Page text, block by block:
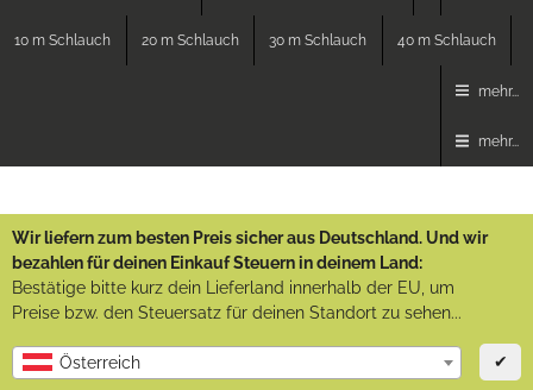
10 m Schlauch 20 m Schlauch 30 m Schlauch 40 m Schlauch
mehr...
mehr...
Wir liefern zum besten Preis sicher aus Deutschland. Und wir
bezahlen für deinen Einkauf Steuern in deinem Land:
Bestätige bitte kurz dein Lieferland innerhalb der EU, um
Preise bzw. den Steuersatz für deinen Standort zu sehen...
Österreich ✔